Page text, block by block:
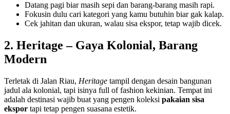
Datang pagi biar masih sepi dan barang-barang masih rapi.
Fokusin dulu cari kategori yang kamu butuhin biar gak kalap.
Cek jahitan dan ukuran, walau sisa ekspor, tetap wajib dicek.
2. Heritage – Gaya Kolonial, Barang
Modern
Terletak di Jalan Riau, Heritage tampil dengan desain bangunan
jadul ala kolonial, tapi isinya full of fashion kekinian. Tempat ini
adalah destinasi wajib buat yang pengen koleksi pakaian sisa
ekspor tapi tetap pengen suasana estetik.